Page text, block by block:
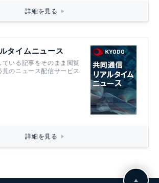
詳細を見る
タイムニュース
ている記事をそのまま閲覧
のニュース配信サービス
詳細を見る